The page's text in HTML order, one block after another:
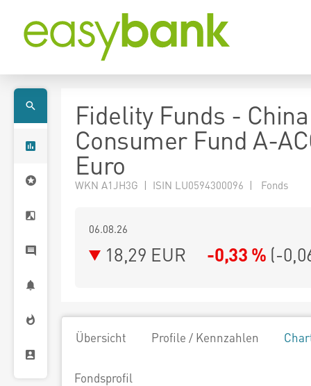
Fidelity Funds - China
Consumer Fund A-
Euro
WKN A1JH3G | ISIN LU0594300096 | Fonds
06.08.26
18,29 EUR -0,33 % (-
Übersicht Profile / Kennzahlen
Fondsprofil